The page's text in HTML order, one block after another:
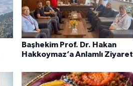
Başhekim Prof. Dr. Hakan
Hakkoymaz’a Anlamlı Ziyaret